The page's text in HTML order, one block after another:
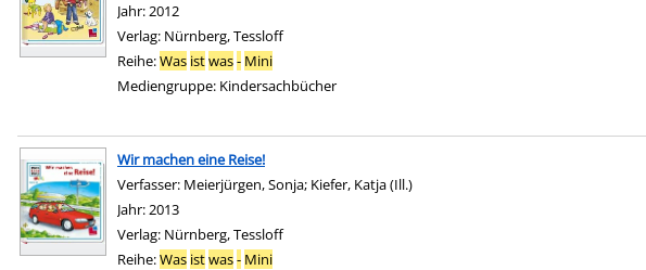
Jahr:2012
Verlag: Nürnberg, Tessloff
Reihe:Was istwas- Mini
Mediengruppe: Kindersachbücher
Wir machen eine Reise!
Verfasser: Meierjürgen, Sonja; Kiefer, Katja (Ill.)
Jahr:2013
Verlag: Nürnberg, Tessloff
Reihe:Was istwas- Mini